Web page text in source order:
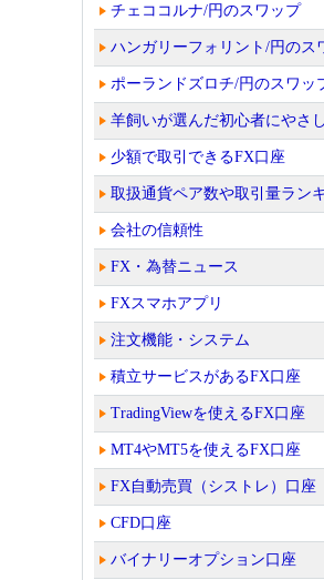
チェココルナ/円のスワップ
ハンガリーフォリント/円のス
ポーランドズロチ/円のスワッ
羊飼いが選んだ初心者にやさ
少額で取引できるFX口座
取扱通貨ペア数や取引量ラン
会社の信頼性
FX・為替ニュース
FXスマホアプリ
注文機能・システム
積立サービスがあるFX口座
TradingViewを使えるFX口座
MT4やMT5を使えるFX口座
FX自動売買（シストレ）口座
CFD口座
バイナリーオプション口座